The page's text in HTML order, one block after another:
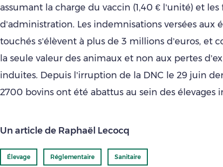
assumant la charge du vaccin (1,40 € l’unité) et les
d’administration. Les indemnisations versées aux
touchés s’élèvent à plus de 3 millions d’euros, et
la seule valeur des animaux et non aux pertes
induites. Depuis l’irruption de la DNC le 29 juin
2700 bovins ont été abattus au sein des élevages
Un article de Raphaël Lecocq
Élevage Réglementaire Sanitaire